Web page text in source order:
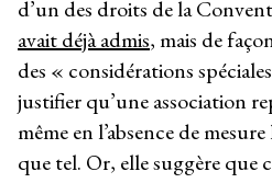
d’un des droits de la
avait déjà admis, mais de
des « considérations
justifier qu’une association
même en l’absence de
que tel. Or, elle suggère que